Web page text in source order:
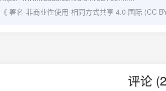
《 署名-非商业性使用-相同方式共享 4.0 国际 (CC
评论